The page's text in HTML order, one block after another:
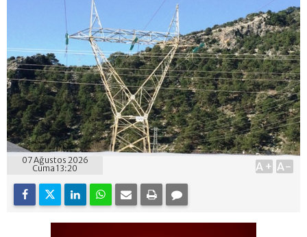
07 Ağustos 2026
Cuma 13:20
A+ A-